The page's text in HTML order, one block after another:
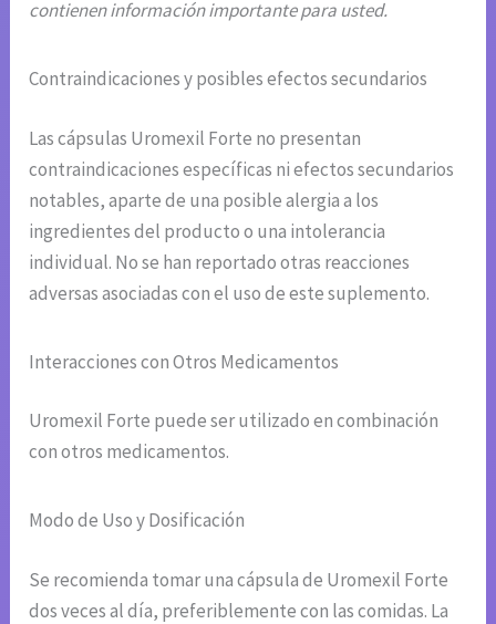
contienen información importante para usted.
Contraindicaciones y posibles efectos secundarios
Las cápsulas Uromexil Forte no presentan
contraindicaciones específicas ni efectos secundarios
notables, aparte de una posible alergia a los
ingredientes del producto o una intolerancia
individual. No se han reportado otras reacciones
adversas asociadas con el uso de este suplemento.
Interacciones con Otros Medicamentos
Uromexil Forte puede ser utilizado en combinación
con otros medicamentos.
Modo de Uso y Dosificación
Se recomienda tomar una cápsula de Uromexil Forte
dos veces al día, preferiblemente con las comidas. La